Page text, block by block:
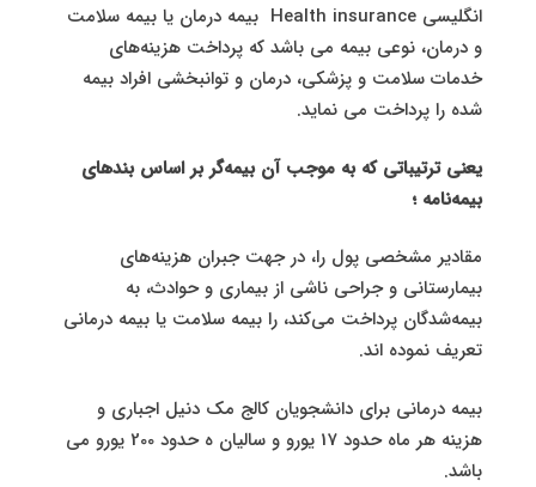
انگلیسی Health insurance بیمه درمان یا بیمه سلامت
و درمان، نوعی بیمه می باشد که پرداخت هزینه‌های
خدمات سلامت و پزشکی، درمان و توانبخشی افراد بیمه
شده را پرداخت می نماید.
یعنی ترتیباتی که به موجب آن بیمه‌گر بر اساس بندهای
بیمه‌نامه ؛
مقادیر مشخصی پول را، در جهت جبران هزینه‌های
بیمارستانی و جراحی ناشی از بیماری و حوادث، به
بیمه‌شدگان پرداخت می‌کند، را بیمه سلامت یا بیمه درمانی
تعریف نموده اند.
بیمه درمانی برای دانشجویان کالج مک دنیل اجباری و
هزینه هر ماه حدود 17 یورو و سالیان ه حدود 200 یورو می
باشد.